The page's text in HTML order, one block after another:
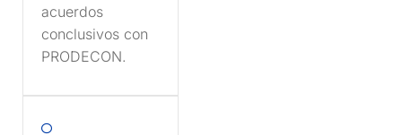
acuerdos
conclusivos con
PRODECON.